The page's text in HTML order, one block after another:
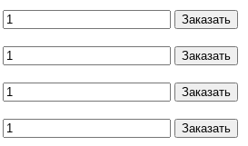
Заказать
Заказать
Заказать
Заказать